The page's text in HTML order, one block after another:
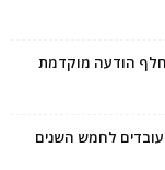
הודעה מוקדמת
לחמש השנים